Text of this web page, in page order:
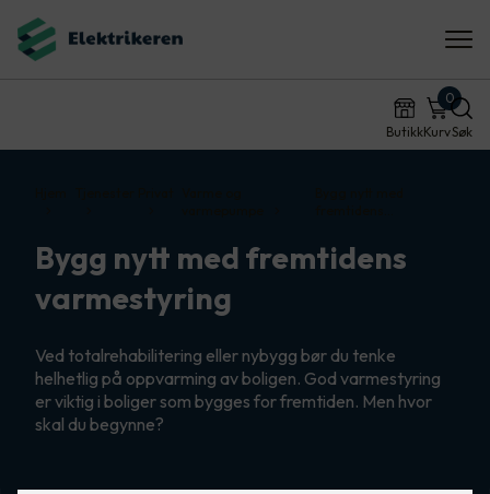
ButikkKurv
0
Søk
Bygg nytt med fremtidens
varmestyring
Ved totalrehabilitering eller nybygg bør du tenke
helhetlig på oppvarming av boligen. God varmestyring
er viktig i boliger som bygges for fremtiden. Men hvor
skal du begynne?